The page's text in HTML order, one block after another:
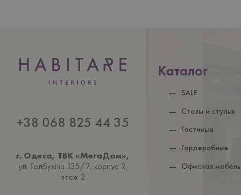
+38 068 825 44 35
г. Одеса, ТВК «МегаДом»,
ул. Толбухiна 135/2, корпус 2,
этаж 2
Каталог
SALE
Столы и стулья
Гостиные
Гардеробные
Офисная мебель